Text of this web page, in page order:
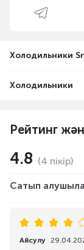
Холодильники
Холодильники
Рейтинг
4.8 (4 пікір)
Сатып
Айсулу